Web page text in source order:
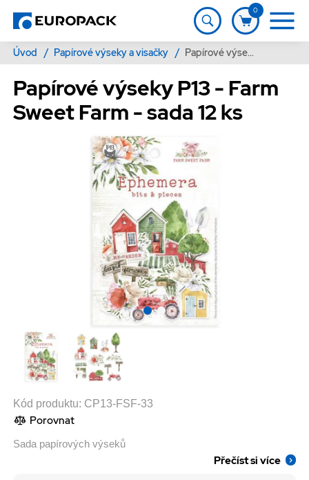
0
Úvod / Papírové výseky a visačky / Papírové výseky P13 - Farm Sweet Farm - sada 12 ks
Papírové výseky P13 - Farm
Sweet Farm - sada 12 ks
Kód produktu: CP13-FSF-33
Porovnat
Sada papírových výseků
Přečíst si více